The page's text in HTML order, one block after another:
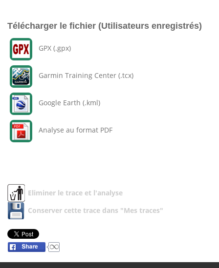
Télécharger le fichier (Utilisateurs enregistrés)
GPX (.gpx)
Garmin Training Center (.tcx)
Google Earth (.kml)
Analyse au format PDF
Eliminer le trace et l'analyse
Conserver cette trace dans "Mes traces"